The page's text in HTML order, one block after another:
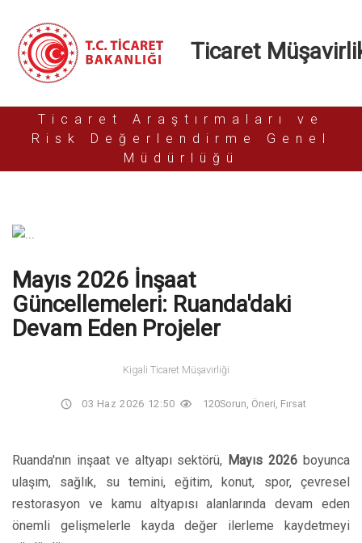
Ticaret
Ticaret Araştırmaları ve
Risk Değerlendirme Genel
Müdürlüğü
Mayıs 2026 İnşaat
Güncellemeleri: Ruanda'daki
Devam Eden Projeler
Kigali Ticaret Müşavirliği
03 Haz 2026 12:50 120Sorun, Öneri, Fırsat
Ruanda'nın inşaat ve altyapı sektörü, Mayıs 2026 boyunca
ulaşım, sağlık, su temini, eğitim, konut, spor, çevresel
restorasyon ve kamu altyapısı alanlarında devam eden
önemli gelişmelerle kayda değer ilerleme kaydetmeyi